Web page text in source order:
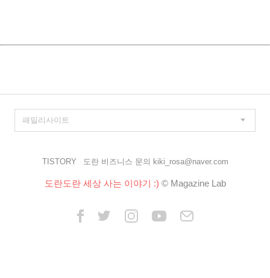
TISTORY 도란 비즈니스 문의 kiki_rosa@naver.com
도란도란 세상 사는 이야기 :) © Magazine Lab